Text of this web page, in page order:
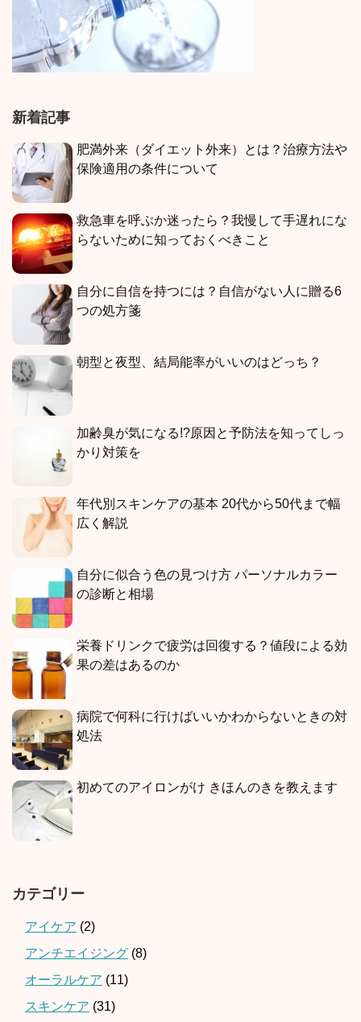
新着記事
肥満外来（ダイエット外来）とは？治療方法や
保険適用の条件について
救急車を呼ぶか迷ったら？我慢して手遅れにな
らないために知っておくべきこと
自分に自信を持つには？自信がない人に贈る6
つの処方箋
朝型と夜型、結局能率がいいのはどっち？
加齢臭が気になる!?原因と予防法を知ってしっ
かり対策を
年代別スキンケアの基本 20代から50代まで幅
広く解説
自分に似合う色の見つけ方 パーソナルカラー
の診断と相場
栄養ドリンクで疲労は回復する？値段による効
果の差はあるのか
病院で何科に行けばいいかわからないときの対
処法
初めてのアイロンがけ きほんのきを教えます
カテゴリー
アイケア (2)
アンチエイジング (8)
オーラルケア (11)
スキンケア (31)